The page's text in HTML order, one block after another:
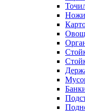
Ножи